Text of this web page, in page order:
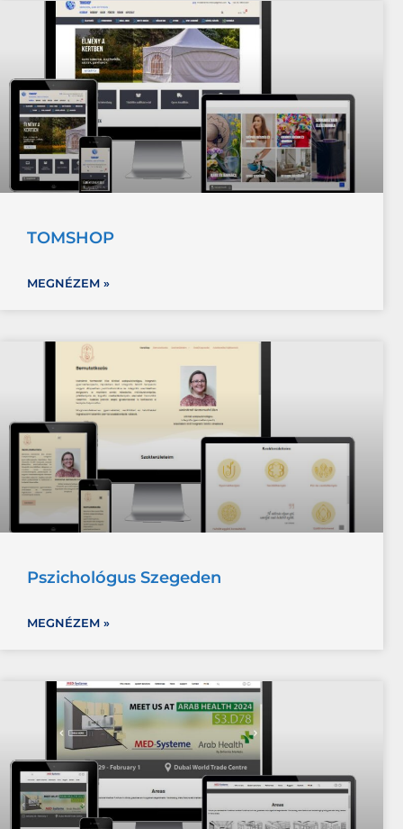
TOMSHOP
MEGNÉZEM »
Pszichológus Szegeden
MEGNÉZEM »